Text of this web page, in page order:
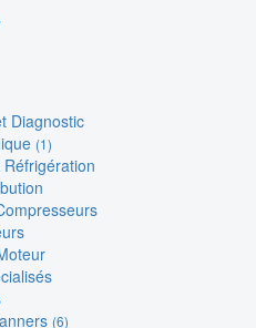
Diagnostic
(1)
(6)